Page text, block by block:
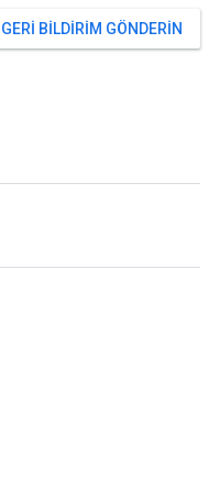
GERI BILDIRIM GÖNDERIN